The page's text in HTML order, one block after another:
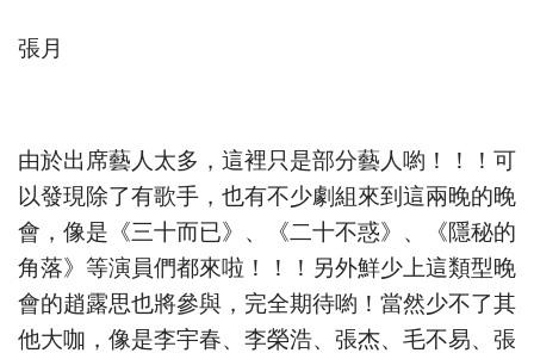
張月
由於出席藝人太多，這裡只是部分藝人喲！！！可
以發現除了有歌手，也有不少劇組來到這兩晚的晚
會，像是《三十而已》、《二十不惑》、《隱秘的
角落》等演員們都來啦！！！另外鮮少上這類型晚
會的趙露思也將參與，完全期待喲！當然少不了其
他大咖，像是李宇春、李榮浩、張杰、毛不易、張